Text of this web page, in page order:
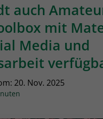
auch
mit
Media und
20. Nov. 2025